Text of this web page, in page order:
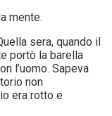
mente.
sera, quando il
portò la barella
l’uomo. Sapeva
non
era rotto e